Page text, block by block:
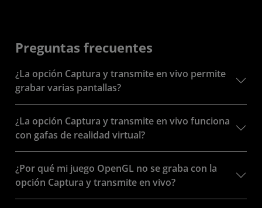
Preguntas frecuentes
¿La opción Captura y transmite en vivo permite
grabar varias pantallas?
¿La opción Captura y transmite en vivo funciona
con gafas de realidad virtual?
¿Por qué mi juego OpenGL no se graba con la
opción Captura y transmite en vivo?